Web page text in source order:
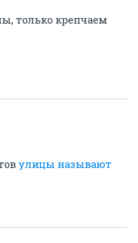
только крепчаем
улицы называют